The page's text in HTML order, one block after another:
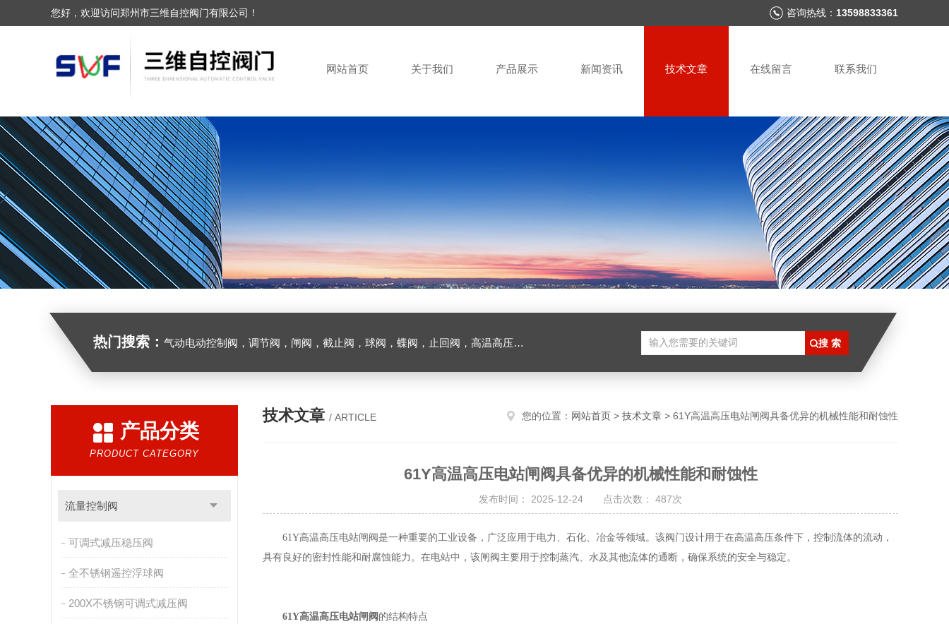
您好，欢迎访问郑州市三维自控阀门有限公司！ 咨询热线： 13598833361
网站首页 关于我们 产品展示 新闻资讯 技术文章 在线留言 联系我们
热门搜索： 气动电动控制阀，调节阀，闸阀，截止阀，球阀，蝶阀，止回阀，高温高压电站阀门及油田铝厂专用阀门，各种电磁阀，液压气动元件
产品分类
PRODUCT CATEGORY
流量控制阀
可调式减压稳压阀
全不锈钢遥控浮球阀
200X不锈钢可调式减压阀
技术文章 / ARTICLE 您的位置： 网站首页 > 技术文章 > 61Y高温高压电站闸阀具备优异的机械性能和耐蚀性
61Y高温高压电站闸阀具备优异的机械性能和耐蚀性
发布时间： 2025-12-24 点击次数： 487次
61Y高温高压电站闸阀是一种重要的工业设备，广泛应用于电力、石化、冶金等领域。该阀门设计用于在高温高压条件下，控制流体的流动，
具有良好的密封性能和耐腐蚀能力。在电站中，该闸阀主要用于控制蒸汽、水及其他流体的通断，确保系统的安全与稳定。
61Y高温高压电站闸阀 的结构特点